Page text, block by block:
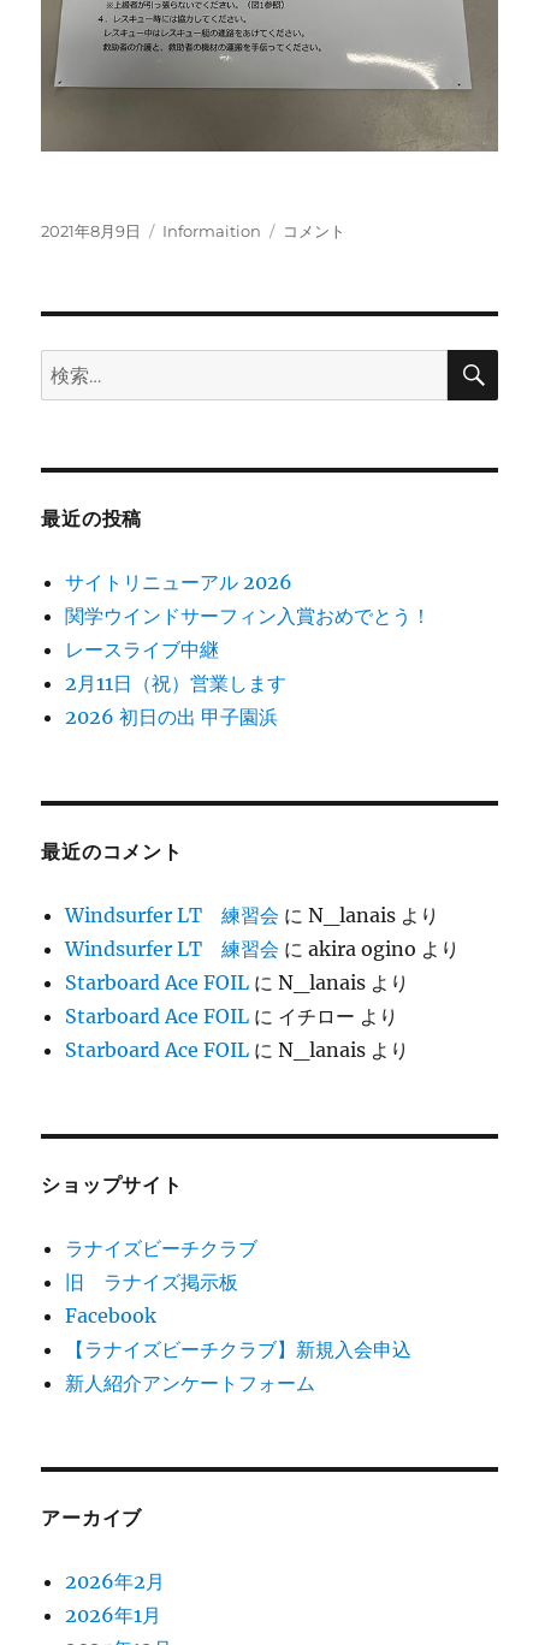
投
2021年8月9日
カ
Informaition
８
に
コメント
検
索:
検
最近の投稿
サイトリニューアル 2026
関学ウインドサーフィン入賞おめでとう！
レースライブ中継
2月11日（祝）営業します
2026 初日の出 甲子園浜
最近のコメント
Windsurfer LT 練習会 にN_lanais より
Windsurfer LT 練習会 にakira ogino より
Starboard Ace FOIL にN_lanais より
Starboard Ace FOIL に イチロー より
Starboard Ace FOIL にN_lanais より
ショップサイト
ラナイズビーチクラブ
旧 ラナイズ掲示板
Facebook
【ラナイズビーチクラブ】新規入会申込
新人紹介アンケートフォーム
アーカイブ
2026年2月
2026年1月